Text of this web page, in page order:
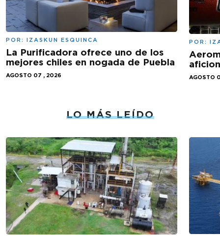
POR: IZASKUN ESQUINCA
La Purificadora ofrece uno de los
mejores chiles en nogada de Puebla
AGOSTO 07 , 2026
POR:
AGOSTO
LO MÁS LEÍDO